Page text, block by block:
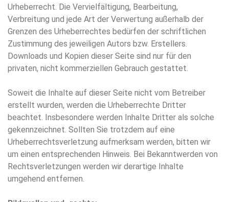
Urheberrecht. Die Vervielfältigung, Bearbeitung,
Verbreitung und jede Art der Verwertung außerhalb der
Grenzen des Urheberrechtes bedürfen der schriftlichen
Zustimmung des jeweiligen Autors bzw. Erstellers.
Downloads und Kopien dieser Seite sind nur für den
privaten, nicht kommerziellen Gebrauch gestattet.
Soweit die Inhalte auf dieser Seite nicht vom Betreiber
erstellt wurden, werden die Urheberrechte Dritter
beachtet. Insbesondere werden Inhalte Dritter als solche
gekennzeichnet. Sollten Sie trotzdem auf eine
Urheberrechtsverletzung aufmerksam werden, bitten wir
um einen entsprechenden Hinweis. Bei Bekanntwerden von
Rechtsverletzungen werden wir derartige Inhalte
umgehend entfernen.